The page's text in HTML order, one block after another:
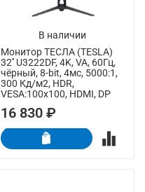
В наличии
Монитор ТЕСЛА (TESLA)
32'' U3222DF, 4K, VA, 60Гц,
чёрный, 8-bit, 4мс, 5000:1,
300 Кд/м2, HDR,
VESA:100x100, HDMI, DP
16 830 ₽